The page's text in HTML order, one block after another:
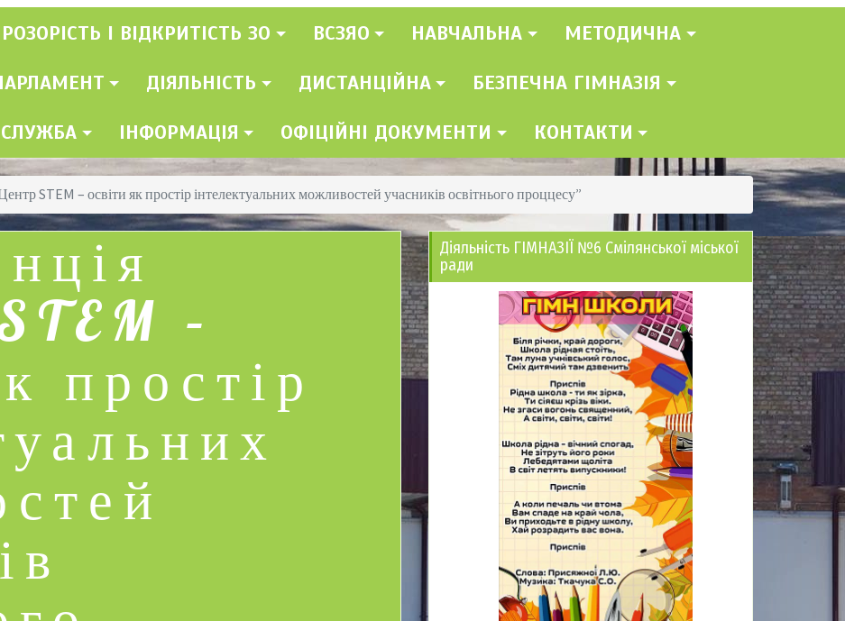
І ВІДКРИТІСТЬ ЗО ВСЗЯО НАВЧАЛЬНА МЕТОДИЧНА
ДІЯЛЬНІСТЬ ДИСТАНЦІЙНА БЕЗПЕЧНА ГІМНАЗІЯ
ІНФОРМАЦІЯ ОФІЦІЙНІ ДОКУМЕНТИ КОНТАКТИ
STEM – освіти як простір інтелектуальних можливостей учасників освітнього проццесу”
–
простір
Діяльність ГІМНАЗІЇ №6 Смілянської міської
ради